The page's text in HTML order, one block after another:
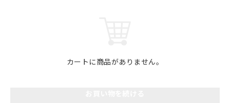
カートに商品がありません。